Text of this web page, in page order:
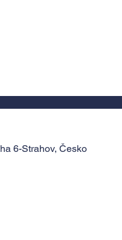
6-Strahov, Česko